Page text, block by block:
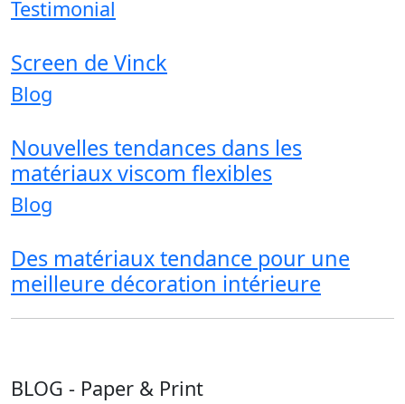
Testimonial
Screen de Vinck
Blog
Nouvelles tendances dans les
matériaux viscom flexibles
Blog
Des matériaux tendance pour une
meilleure décoration intérieure
BLOG - Paper & Print